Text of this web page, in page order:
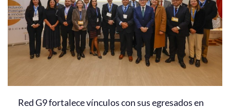
Red G9 fortalece vínculos con sus egresados en